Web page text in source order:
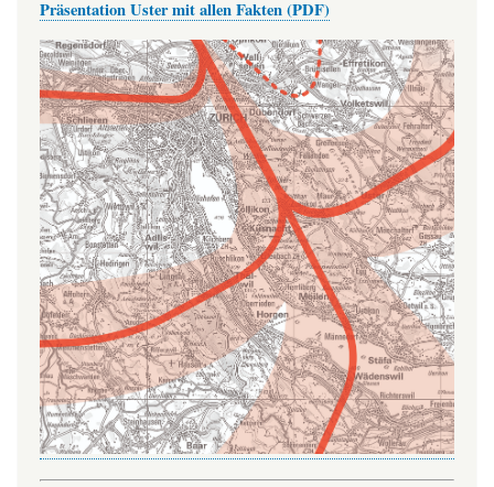
Präsentation Uster mit allen Fakten (PDF)